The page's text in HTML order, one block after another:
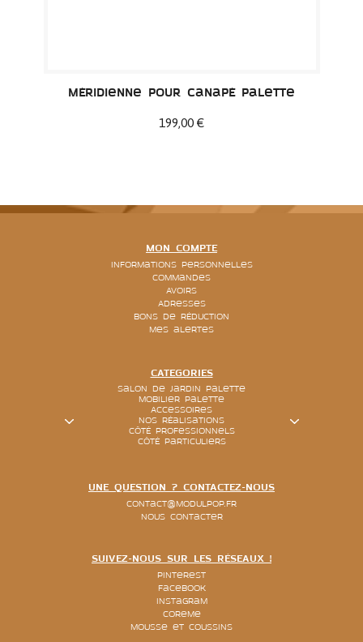
Méridienne pour canapé palette
199,00 €
MON COMPTE
Informations personnelles
Commandes
Avoirs
Adresses
Bons de réduction
Mes alertes
CATEGORIES
Salon de jardin palette
Mobilier palette
Accessoires
Nos réalisations
Côté Professionnels
Côté particuliers
UNE QUESTION ? CONTACTEZ-NOUS
contact@modulpop.fr
Nous contacter
SUIVEZ-NOUS SUR LES RÉSEAUX !
Pinterest
Facebook
Instagram
Coreme
Mousse et coussins